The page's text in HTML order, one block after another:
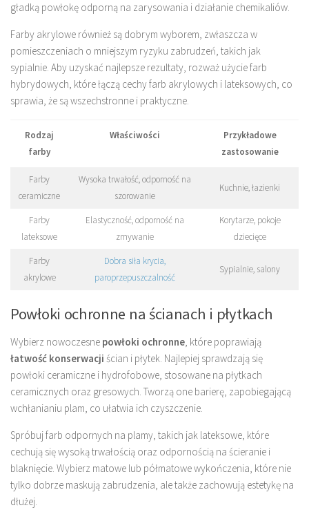
gładką powłokę odporną na zarysowania i działanie chemikaliów.
Farby akrylowe również są dobrym wyborem, zwłaszcza w
pomieszczeniach o mniejszym ryzyku zabrudzeń, takich jak
sypialnie. Aby uzyskać najlepsze rezultaty, rozważ użycie farb
hybrydowych, które łączą cechy farb akrylowych i lateksowych, co
sprawia, że są wszechstronne i praktyczne.
Rodzaj
farby
Właściwości
Przykładowe
zastosowanie
Farby
ceramiczne
Wysoka trwałość, odporność na
szorowanie
Kuchnie, łazienki
Farby
lateksowe
Elastyczność, odporność na
zmywanie
Korytarze, pokoje
dziecięce
Farby
akrylowe
Dobra siła krycia,
paroprzepuszczalność
Sypialnie, salony
Powłoki ochronne na ścianach i płytkach
Wybierz nowoczesne powłoki ochronne, które poprawiają
łatwość konserwacji ścian i płytek. Najlepiej sprawdzają się
powłoki ceramiczne i hydrofobowe, stosowane na płytkach
ceramicznych oraz gresowych. Tworzą one barierę, zapobiegającą
wchłanianiu plam, co ułatwia ich czyszczenie.
Spróbuj farb odpornych na plamy, takich jak lateksowe, które
cechują się wysoką trwałością oraz odpornością na ścieranie i
blaknięcie. Wybierz matowe lub półmatowe wykończenia, które nie
tylko dobrze maskują zabrudzenia, ale także zachowują estetykę na
dłużej.